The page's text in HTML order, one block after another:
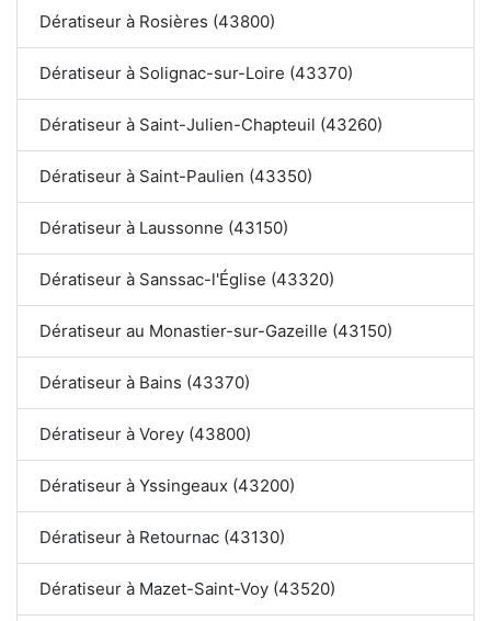
Dératiseur à Rosières (43800)
Dératiseur à Solignac-sur-Loire (43370)
Dératiseur à Saint-Julien-Chapteuil (43260)
Dératiseur à Saint-Paulien (43350)
Dératiseur à Laussonne (43150)
Dératiseur à Sanssac-l'Église (43320)
Dératiseur au Monastier-sur-Gazeille (43150)
Dératiseur à Bains (43370)
Dératiseur à Vorey (43800)
Dératiseur à Yssingeaux (43200)
Dératiseur à Retournac (43130)
Dératiseur à Mazet-Saint-Voy (43520)